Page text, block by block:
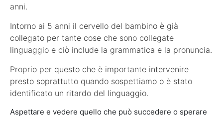
anni.
Intorno ai 5 anni il cervello del bambino è già
collegato per tante cose che sono collegate
linguaggio e ciò include la grammatica e la pronuncia.
Proprio per questo che è importante intervenire
presto soprattutto quando sospettiamo o è stato
identificato un ritardo del linguaggio.
Aspettare e vedere quello che può succedere o sperare